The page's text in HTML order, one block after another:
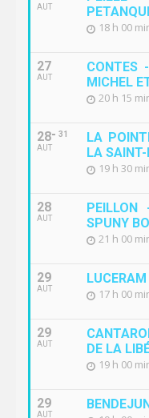
AUT
18 h 00
27
AUT
CONTES
MICHEL
20 h 15
28
AUT
31
LA
LA
19 h 30
28
AUT
PEILLON
SPUNY
21 h 00
29
AUT 17 h 00
29
AUT
DE LA
19 h 00
29
AUT